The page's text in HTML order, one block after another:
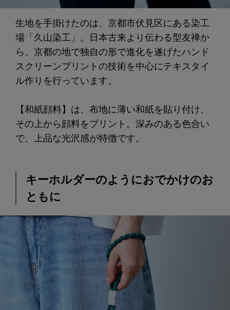
生地を手掛けたのは、京都市伏見区にある染工
場「久山染工」。日本古来より伝わる型友禅か
ら、京都の地で独自の形で進化を遂げたハンド
スクリーンプリントの技術を中心にテキスタイ
ル作りを行っています。
【和紙顔料】は、布地に薄い和紙を貼り付け、
その上から顔料をプリント。深みのある色合い
で、上品な光沢感が特徴です。
キーホルダーのようにおでかけのお
ともに